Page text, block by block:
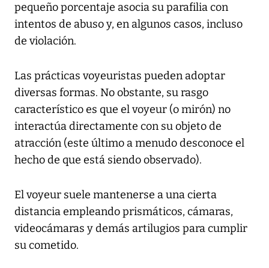
pequeño porcentaje asocia su parafilia con
intentos de abuso y, en algunos casos, incluso
de violación.
Las prácticas voyeuristas pueden adoptar
diversas formas. No obstante, su rasgo
característico es que el voyeur (o mirón) no
interactúa directamente con su objeto de
atracción (este último a menudo desconoce el
hecho de que está siendo observado).
El voyeur suele mantenerse a una cierta
distancia empleando prismáticos, cámaras,
videocámaras y demás artilugios para cumplir
su cometido.